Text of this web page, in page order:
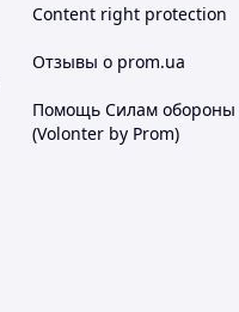
Content right protection
Отзывы о prom.ua
Помощь Силам обороны
(Volonter by Prom)